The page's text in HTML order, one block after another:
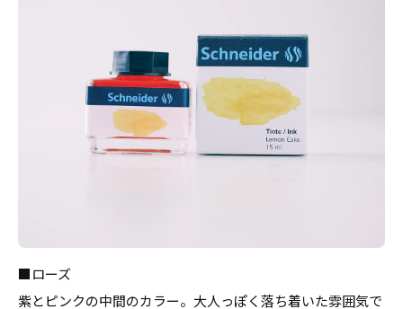
■ローズ
紫とピンクの中間のカラー。大人っぽく落ち着いた雰囲気で